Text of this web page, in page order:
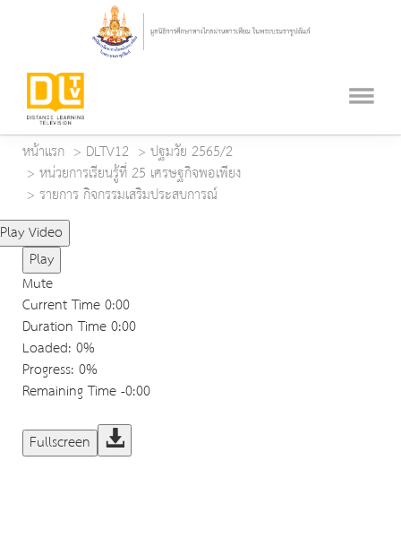
หน้าแรก DLTV12
ปฐมวัย 2565/2
หน่วยการเรียนรู้ที่ 25 เศรษฐกิจพอเพียง
รายการ กิจกรรมเสริมประสบการณ์
Play Video
Play
Mute
Current Time0:00
Duration Time0:00
Loaded: 0%
Progress: 0%
Remaining Time-0:00
Fullscreen